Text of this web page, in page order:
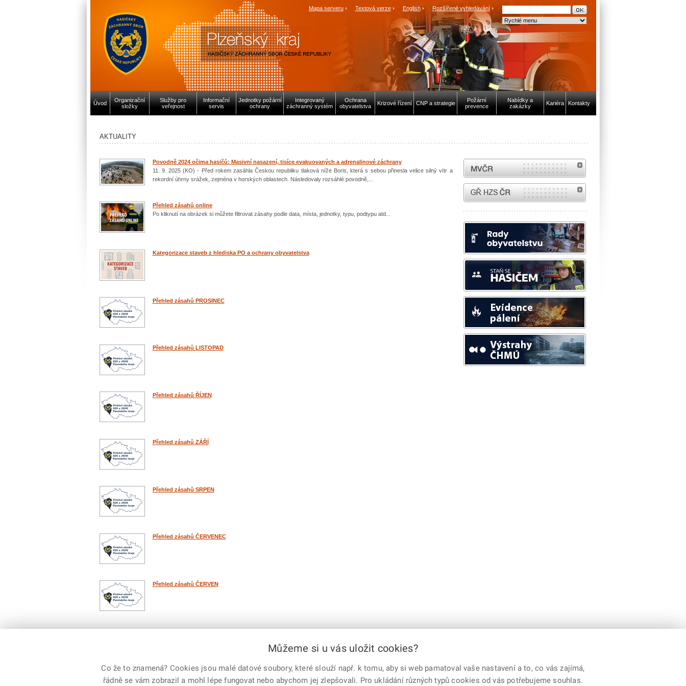
Mapa serveru Textová verze English Rozšířené vyhledávání
Úvod
Organizační
složky
Služby pro
veřejnost
Informační
servis
Jednotky požární
ochrany
Integrovaný
záchranný systém
Ochrana
obyvatelstva
Krizové řízení CNP a strategie
Požární
prevence
Nabídky a
zakázky
Kariéra Kontakty
AKTUALITY
Povodně 2024 očima hasičů: Masivní nasazení, tisíce evakuovaných a adrenalinové záchrany
11. 9. 2025 (KO) - Před rokem zasáhla Českou republiku tlaková níže Boris, která s sebou přinesla velice silný vítr a
rekordní úhrny srážek, zejména v horských oblastech. Následovaly rozsáhlé povodně,...
Přehled zásahů online
Po kliknutí na obrázek si můžete filtrovat zásahy podle data, místa, jednotky, typu, podtypu atd...
Kategorizace staveb z hlediska PO a ochrany obyvatelstva
Přehled zásahů PROSINEC
Přehled zásahů LISTOPAD
Přehled zásahů ŘÍJEN
Přehled zásahů ZÁŘÍ
Přehled zásahů SRPEN
Přehled zásahů ČERVENEC
Přehled zásahů ČERVEN
| 1 2 3 4 5 6 7
Corp.
Facebook
MVČR
internetové stránky Hasiči ČR
Můžeme si u vás uložit cookies?
Co že to znamená? Cookies jsou malé datové soubory, které slouží např. k tomu, aby si web pamatoval vaše nastavení a to, co vás zajímá,
řádně se vám zobrazil a mohl lépe fungovat nebo abychom jej zlepšovali. Pro ukládání různých typů cookies od vás potřebujeme souhlas.